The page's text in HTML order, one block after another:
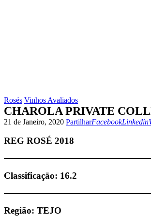
Rosés Vinhos Avaliados
CHAROLA PRIVATE
21 de Janeiro, 2020 PartilharFacebook
FacebookLinkedin
Linkedin
REG ROSÉ 2018
Classificaçāo: 16.2
Região: TEJO